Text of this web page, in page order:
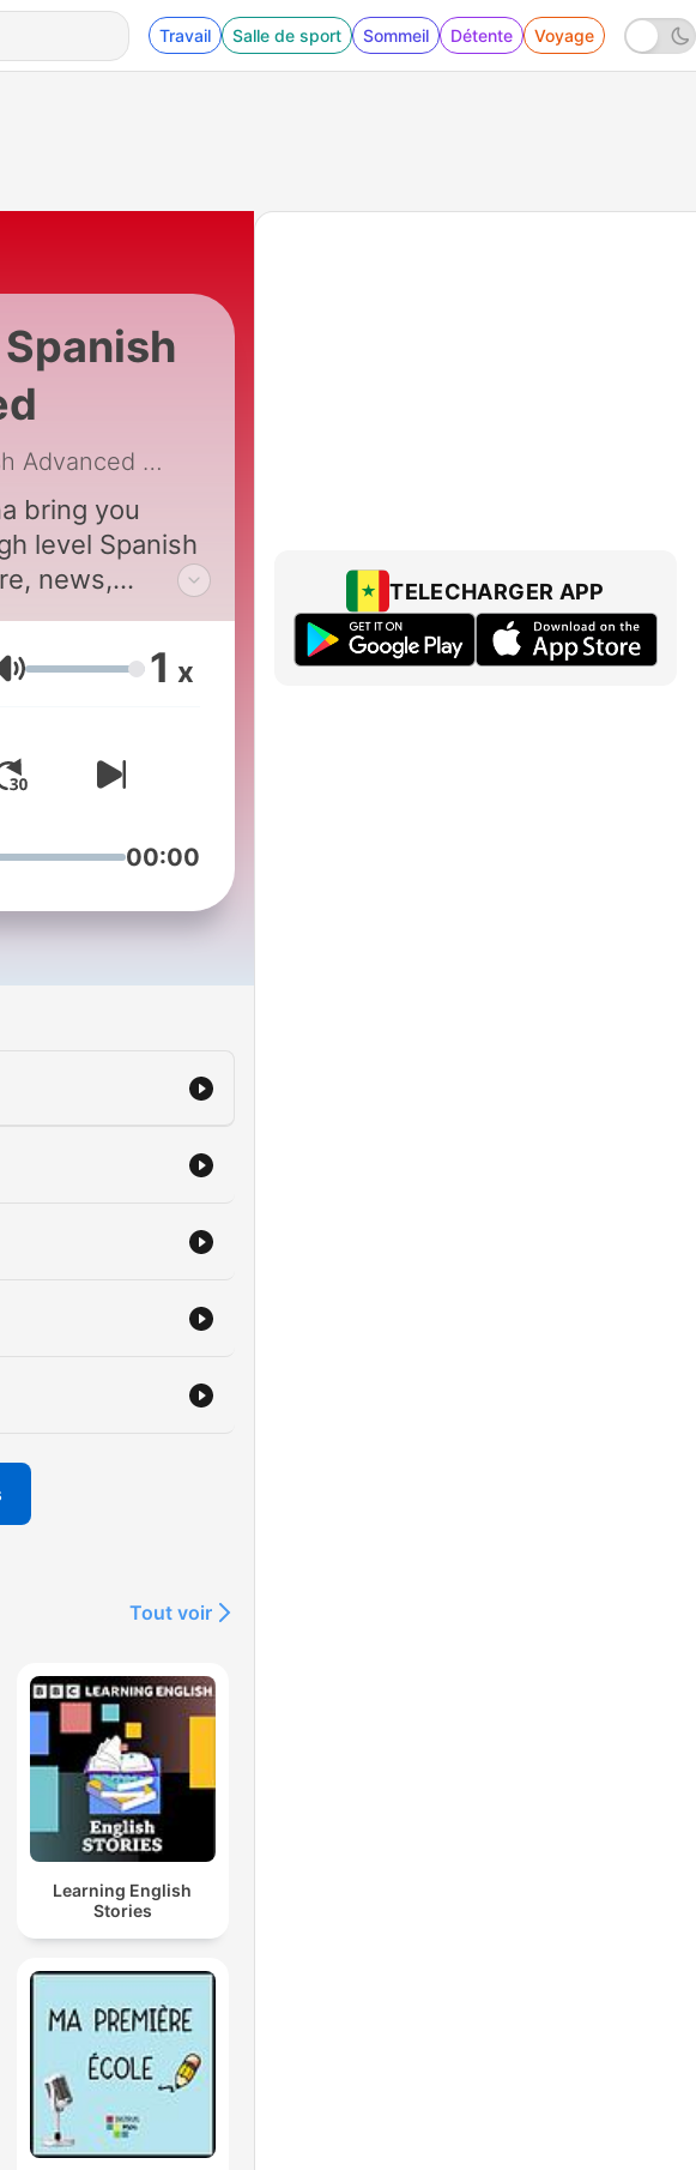
Travail Salle de sport Sommeil Détente Voyage
Advanced |
bring you
level Spanish
news,
all the cool
teach you in
transcript
Visit
for details.
Spanish
too!
Volume 1 x
00:00
Tout voir
Learning English
Stories
TELECHARGER APP